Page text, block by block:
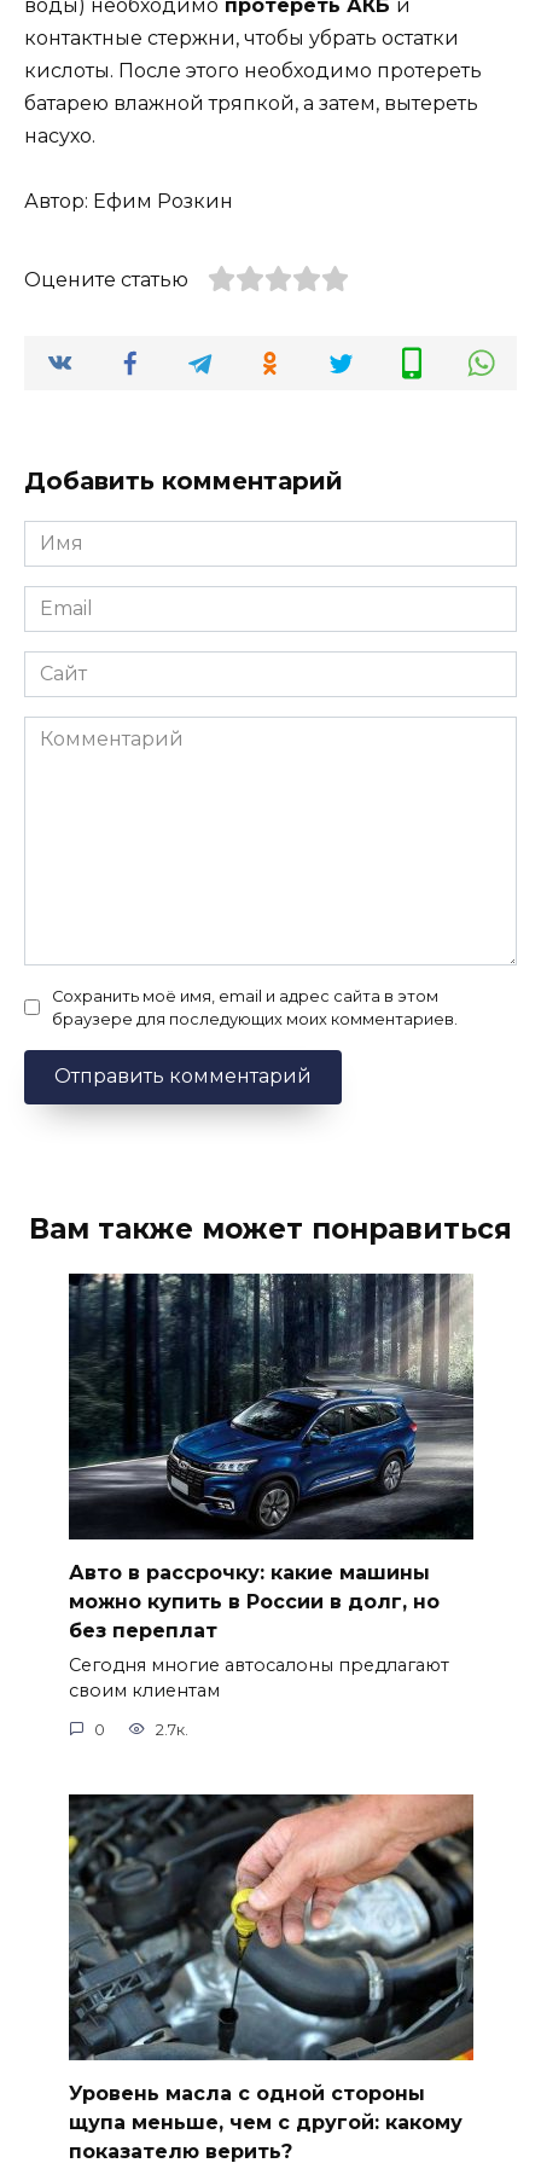
воды) необходимо протереть АКБ и
контактные стержни, чтобы убрать остатки
кислоты. После этого необходимо протереть
батарею влажной тряпкой, а затем, вытереть
насухо.
Автор: Ефим Розкин
Оцените статью
Добавить комментарий
Имя
*
Email
*
Сайт
Комментарий
Сохранить моё имя, email и адрес сайта в этом
браузере для последующих моих комментариев.
Вам также может понравиться
Авто в рассрочку: какие машины
можно купить в России в долг, но
без переплат
Сегодня многие автосалоны предлагают
своим клиентам
0 2.7к.
Уровень масла с одной стороны
щупа меньше, чем с другой: какому
показателю верить?